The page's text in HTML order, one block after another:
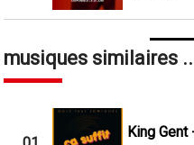
musiques similaires
King